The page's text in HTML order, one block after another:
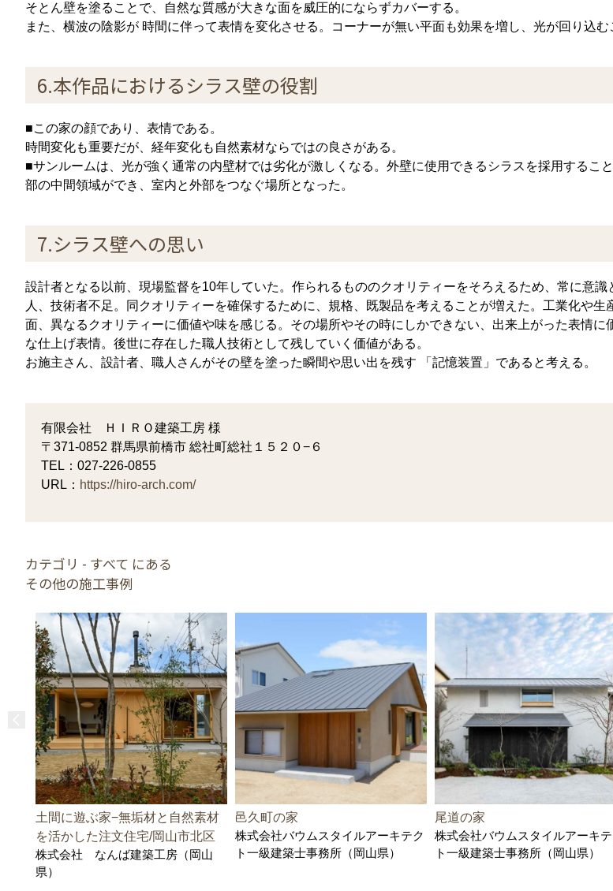
そとん壁を塗ることで、自然な質感が大きな面を威圧的にならずカバーする。
また、横波の陰影が 時間に伴って表情を変化させる。コーナーが無い平面も効果を増し、光が回り込む
6.本作品におけるシラス壁の役割
■この家の顔であり、表情である。
時間変化も重要だが、経年変化も自然素材ならではの良さがある。
■サンルームは、光が強く通常の内壁材では劣化が激しくなる。外壁に使用できるシラスを採用する
部の中間領域ができ、室内と外部をつなぐ場所となった。
7.シラス壁への思い
設計者となる以前、現場監督を10年していた。作られるもののクオリティーをそろえるため、常に意
人、技術者不足。同クオリティーを確保するために、規格、既製品を考えることが増えた。工業化や
面、異なるクオリティーに価値や味を感じる。その場所やその時にしかできない、出来上がった表情
な仕上げ表情。後世に存在した職人技術として残していく価値がある。
お施主さん、設計者、職人さんがその壁を塗った瞬間や思い出を残す 「記憶装置」であると考える。
有限会社 ＨＩＲＯ建築工房 様
〒371-0852 群馬県前橋市 総社町総社１５２０−６
TEL：027-226-0855
URL： https://hiro-arch.com/
カテゴリ - すべて にある
その他の施工事例
土間に遊ぶ家−無垢材と自然素材
を活かした注文住宅/岡山市北区
株式会社 なんば建築工房（岡山
県）
邑久町の家
株式会社バウムスタイルアーキテク
ト一級建築士事務所（岡山県）
尾道の家
株式会社バウムスタイルアーキテ
ト一級建築士事務所（岡山県）